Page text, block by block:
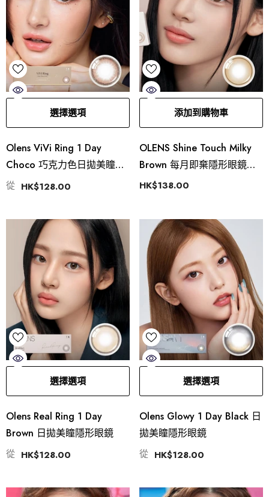
選擇選項
Olens ViVi Ring 1 Day
Choco 巧克力色日拋美瞳隱
形眼鏡
從 HK$128.00
添加到購物車
OLENS Shine Touch Milky
Brown 每月即棄隱形眼鏡（2
片）
HK$138.00
選擇選項
Olens Real Ring 1 Day
Brown 日拋美瞳隱形眼鏡
從 HK$128.00
選擇選項
Olens Glowy 1 Day Black 日
拋美瞳隱形眼鏡
從 HK$128.00